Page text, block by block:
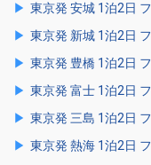
東京発 安城 1泊2日
東京発 新城 1泊2日
東京発 豊橋 1泊2日
東京発 富士 1泊2日
東京発 三島 1泊2日
東京発 熱海 1泊2日